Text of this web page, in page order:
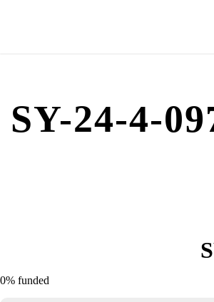
SY-24-4-
0% funded